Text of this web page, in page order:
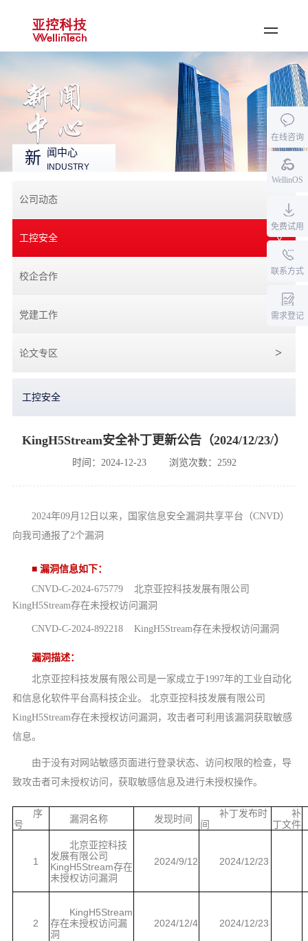
注册
首页
公司产品
行业应用
资料中心
新闻中心
关于亚控
加入我们
新 闻中心
INDUSTRY
公司动态
工控安全
校企合作
党建工作
论文专区
工控安全
KingH5Stream安全补丁更新公告（2024/12/23/）
时间：2024-12-23 浏览次数：2592
2024年09月12日以来，国家信息安全漏洞共享平台（CNVD）
向我司通报了2个漏洞
■ 漏洞信息如下：
CNVD-C-2024-675779 北京亚控科技发展有限公司
KingH5Stream存在未授权访问漏洞
CNVD-C-2024-892218 KingH5Stream存在未授权访问漏洞
漏洞描述：
北京亚控科技发展有限公司是一家成立于1997年的工业自动化
和信息化软件平台高科技企业。 北京亚控科技发展有限公司
KingH5Stream存在未授权访问漏洞，攻击者可利用该漏洞获取敏感
信息。
由于没有对网站敏感页面进行登录状态、访问权限的检查，导
致攻击者可未授权访问，获取敏感信息及进行未授权操作。
序
号
漏洞名称 发现时间
补丁发布时
间
补
丁文件
1
北京亚控科技
发展有限公司
KingH5Stream存在
未授权访问漏洞
2024/9/12 2024/12/23
2
KingH5Stream
存在未授权访问漏
洞
2024/12/4 2024/12/23
在线咨询
WellinOS
免费试用
联系方式
需求登记